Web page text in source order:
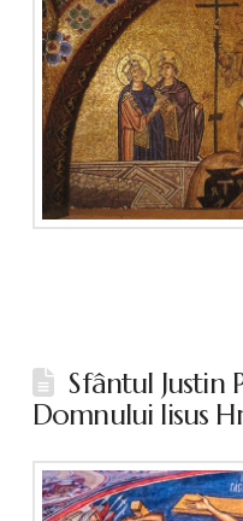
Sfântul Justin
Domnului Iisus